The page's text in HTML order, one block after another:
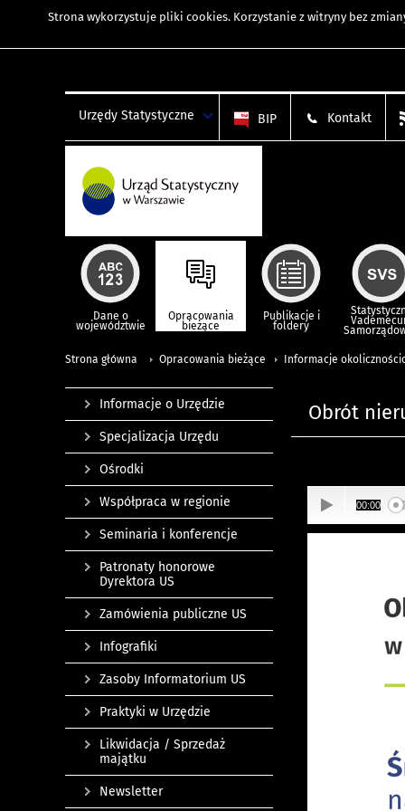
Strona wykorzystuje pliki cookies. Korzystanie z witryny bez
Urzędy Statystyczne BIP Kontakt
Dane o
województwie
Opracowania
bieżące
Publikacje i
foldery
Strona główna Opracowania bieżące Informacje
Obrót
00:00
Informacje o Urzędzie
Specjalizacja Urzędu
Ośrodki
Współpraca w regionie
Seminaria i konferencje
Patronaty honorowe
Dyrektora US
Zamówienia publiczne US
Infografiki
Zasoby Informatorium US
Praktyki w Urzędzie
Likwidacja / Sprzedaż
majątku
Newsletter